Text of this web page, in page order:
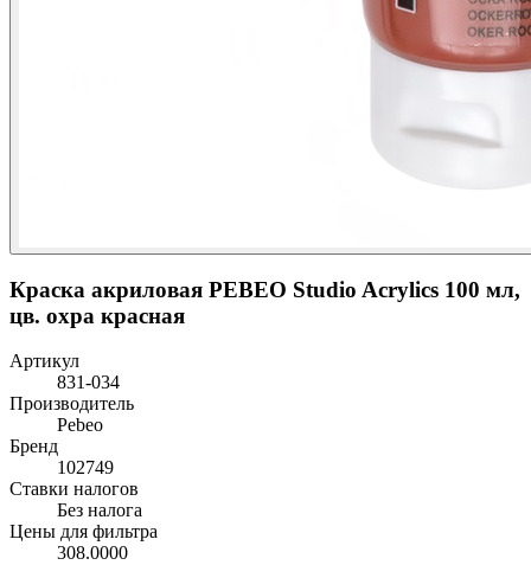
Краска акриловая PEBEO Studio Acrylics 100 мл,
цв. охра красная
Артикул
831-034
Производитель
Pebeo
Бренд
102749
Ставки налогов
Без налога
Цены для фильтра
308.0000